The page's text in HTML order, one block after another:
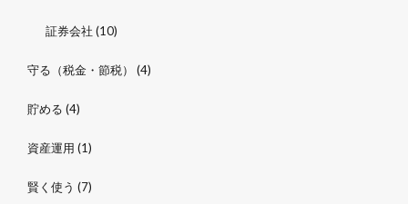
証券会社 (10)
守る（税金・節税） (4)
貯める (4)
資産運用 (1)
賢く使う (7)